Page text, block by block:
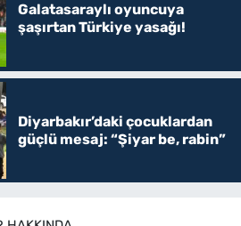
Galatasaraylı oyuncuya
şaşırtan Türkiye yasağı!
Diyarbakır’daki çocuklardan
güçlü mesaj: “Şiyar be, rabin”